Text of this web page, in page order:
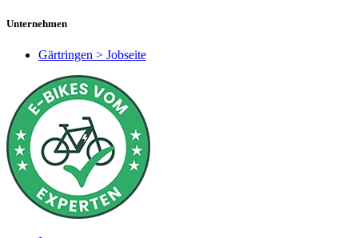
Unternehmen
Gärtringen > Jobseite